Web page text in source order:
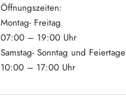
Öffnungszeiten:
Montag- Freitag
07:00 – 19:00 Uhr
Samstag- Sonntag und Feiertage
10:00 – 17:00 Uhr